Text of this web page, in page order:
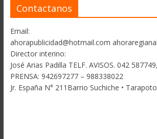
Contactanos
Email:
ahorapublicidad@hotmail.com
Director interino:
José Arias Padilla TELF. AVISOS. 042
PRENSA: 942697277 – 988338022
Jr. España N° 211Barrio Suchiche • Tarapoto